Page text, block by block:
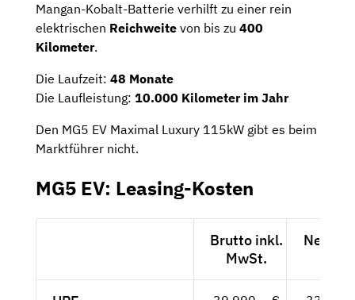
Mangan-Kobalt-Batterie verhilft zu einer rein
elektrischen Reichweite von bis zu 400
Kilometer.
Die Laufzeit: 48 Monate
Die Laufleistung: 10.000 Kilometer im Jahr
Den MG5 EV Maximal Luxury 115kW gibt es beim
Marktführer nicht.
MG5 EV: Leasing-Kosten
Brutto inkl.
MwSt.
Netto